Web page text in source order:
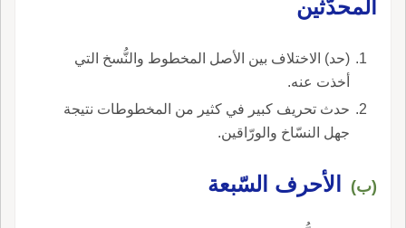
المحدّثين
(حد) الاختلاف بين الأصل المخطوط والنُّسخ التي
أخذت عنه.
حدث تحريف كبير في كثير من المخطوطات نتيجة
جهل النسّاخ والورّاقين.
(ب) الأحرف السّبعة